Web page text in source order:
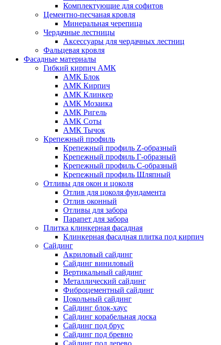
Комплектующие для софитов
Цементно-песчаная кровля
Минеральная черепица
Чердачные лестницы
Аксессуары для чердачных лестниц
Фальцевая кровля
Фасадные материалы
Гибкий кирпич АМК
АМК Блок
АМК Кирпич
АМК Клинкер
АМК Мозаика
АМК Ригель
АМК Соты
АМК Тычок
Крепежный профиль
Крепежный профиль Z-образный
Крепежный профиль Г-образный
Крепежный профиль С-образный
Крепежный профиль Шляпный
Отливы для окон и цоколя
Отлив для цоколя фундамента
Отлив оконный
Отливы для забора
Парапет для забора
Плитка клинкерная фасадная
Клинкерная фасадная плитка под кирпич
Сайдинг
Акриловый сайдинг
Сайдинг виниловый
Вертикальный сайдинг
Металлический сайдинг
Фиброцементный сайдинг
Цокольный сайдинг
Сайдинг блок-хаус
Сайдинг корабельная доска
Сайдинг под брус
Сайдинг под бревно
Сайдинг под дерево